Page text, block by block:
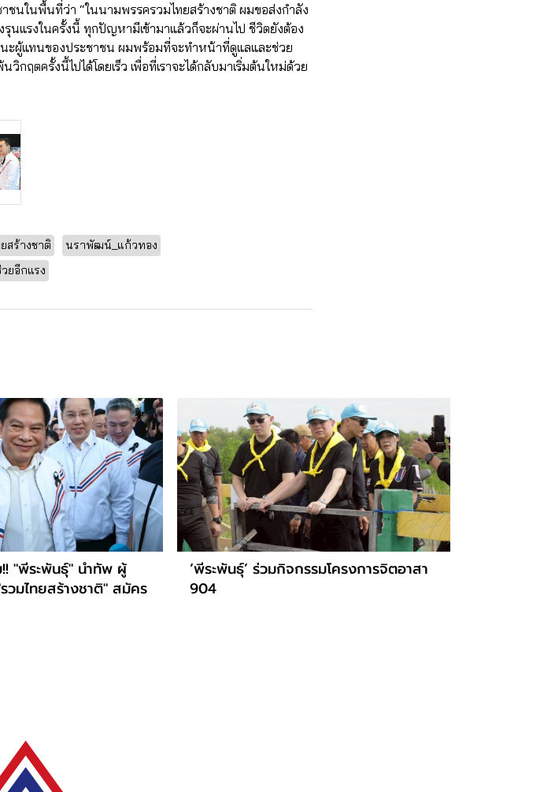
นในพื้นที่ว่า “ในนามพรรครวมไทยสร้างชาติ ผมขอส่งกำลัง
นแรงในครั้งนี้ ทุกปัญหามีเข้ามาแล้วก็จะผ่านไป ชีวิตยังต้อง
ะผู้แทนของประชาชน ผมพร้อมที่จะทำหน้าที่ดูแลและช่วย
กฤตครั้งนี้ไปได้โดยเร็ว เพื่อที่เราจะได้กลับมาเริ่มต้นใหม่ด้วย
สร้างชาติ
นราพัฒน์_แก้วทอง
ยอีกแรง
!! "พีระพันธุ์" นำทัพ ผู้
มไทยสร้างชาติ" สมัคร
‘พีระพันธุ์’ ร่วมกิจกรรมโครงการจิตอาสา
904